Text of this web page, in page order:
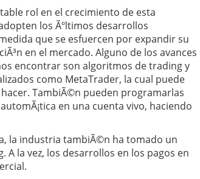
rol en el crecimiento de esta
los Ãºltimos desarrollos
que se esfuercen por expandir su
en el mercado. Alguno de los avances
encontrar son algoritmos de trading y
como MetaTrader, la cual puede
TambiÃ©n pueden programarlas
en una cuenta vivo, haciendo
la industria tambiÃ©n ha tomado un
A la vez, los desarrollos en los pagos en